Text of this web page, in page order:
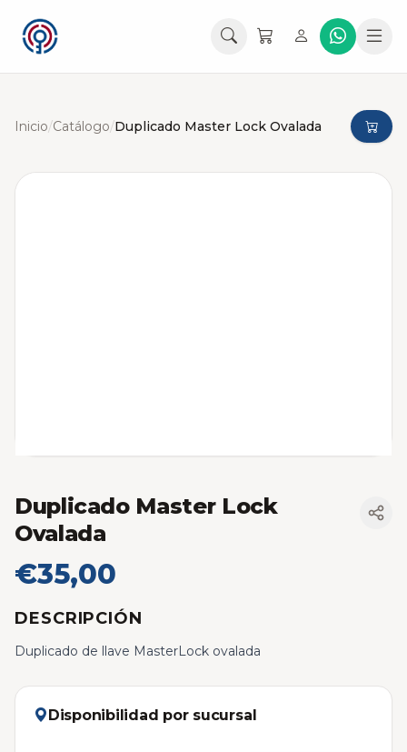
Inicio/Catálogo/Duplicado Master Lock Ovalada
Duplicado Master Lock
Ovalada
€35,00
DESCRIPCIÓN
Duplicado de llave MasterLock ovalada
Disponibilidad por sucursal